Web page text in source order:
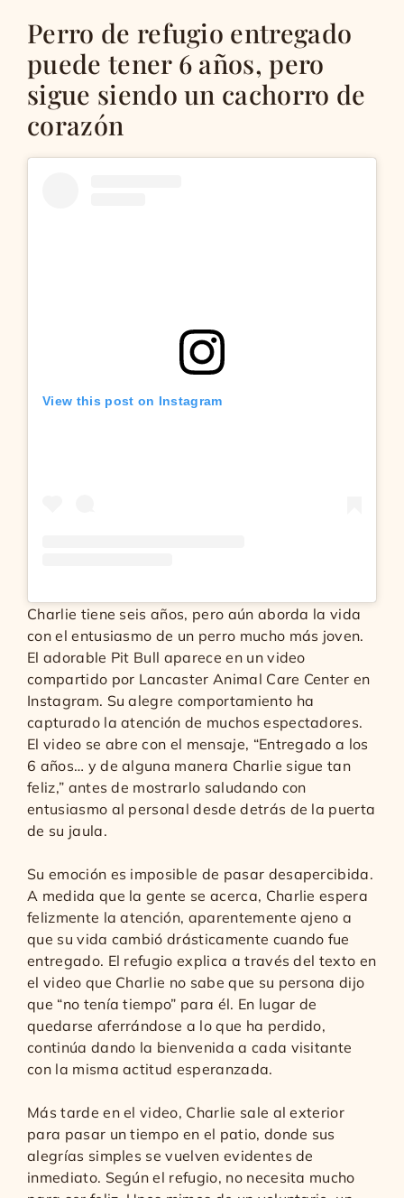
Perro de refugio entregado
puede tener 6 años, pero
sigue siendo un cachorro de
corazón
View this post on Instagram
Charlie tiene seis años, pero aún aborda la vida
con el entusiasmo de un perro mucho más joven.
El adorable Pit Bull aparece en un video
compartido por Lancaster Animal Care Center en
Instagram. Su alegre comportamiento ha
capturado la atención de muchos espectadores.
El video se abre con el mensaje, “Entregado a los
6 años… y de alguna manera Charlie sigue tan
feliz,” antes de mostrarlo saludando con
entusiasmo al personal desde detrás de la puerta
de su jaula.
Su emoción es imposible de pasar desapercibida.
A medida que la gente se acerca, Charlie espera
felizmente la atención, aparentemente ajeno a
que su vida cambió drásticamente cuando fue
entregado. El refugio explica a través del texto en
el video que Charlie no sabe que su persona dijo
que “no tenía tiempo” para él. En lugar de
quedarse aferrándose a lo que ha perdido,
continúa dando la bienvenida a cada visitante
con la misma actitud esperanzada.
Más tarde en el video, Charlie sale al exterior
para pasar un tiempo en el patio, donde sus
alegrías simples se vuelven evidentes de
inmediato. Según el refugio, no necesita mucho